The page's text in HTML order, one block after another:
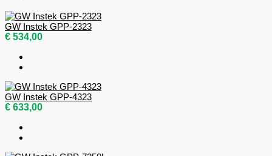
GW Instek GPP-2323
€ 534,00
GW Instek GPP-4323
€ 633,00